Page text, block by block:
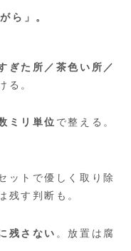
ら」。
ぎた所／茶色い所／
る。
ミリ単位 で整える。
ットで優しく取り除
残す判断も。
残さない 。放置は腐